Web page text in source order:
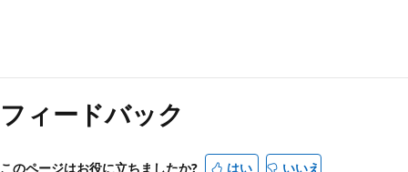
み
取
モ
フィードバック
このページはお役に立ちましたか? はい いいえ